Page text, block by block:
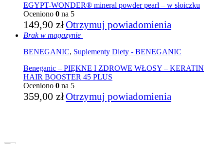
EGYPT-WONDER® mineral powder pearl – w słoiczku
Oceniono 0 na 5
149,90 złOtrzymuj powiadomienia
Brak w magazynie
BENEGANIC, Suplementy Diety - BENEGANIC
Beneganic – PIĘKNE I ZDROWE WŁOSY – KERATIN
HAIR BOOSTER 45 PLUS
Oceniono 0 na 5
359,00 złOtrzymuj powiadomienia